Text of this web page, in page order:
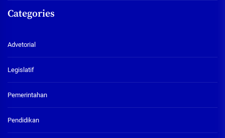
Categories
Advetorial
Legislatif
Pemerintahan
Pendidikan